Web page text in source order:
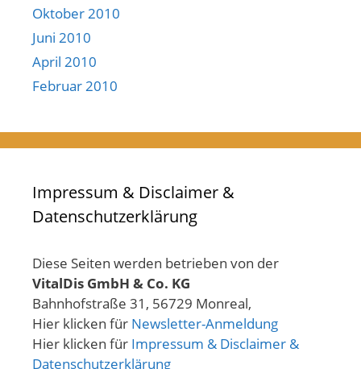
Oktober 2010
Juni 2010
April 2010
Februar 2010
Impressum & Disclaimer &
Datenschutzerklärung
Diese Seiten werden betrieben von der
VitalDis GmbH & Co. KG
Bahnhofstraße 31, 56729 Monreal,
Hier klicken für Newsletter-Anmeldung
Hier klicken für Impressum & Disclaimer &
Datenschutzerklärung